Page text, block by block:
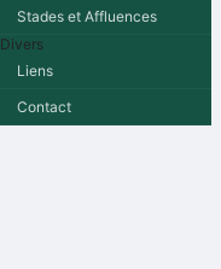
Stades et Affluences
Divers
Liens
Contact